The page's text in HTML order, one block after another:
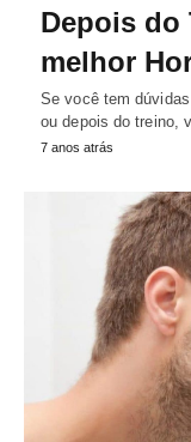
Depois do
melhor
Se você tem
ou depois do treino,
7 anos atrás